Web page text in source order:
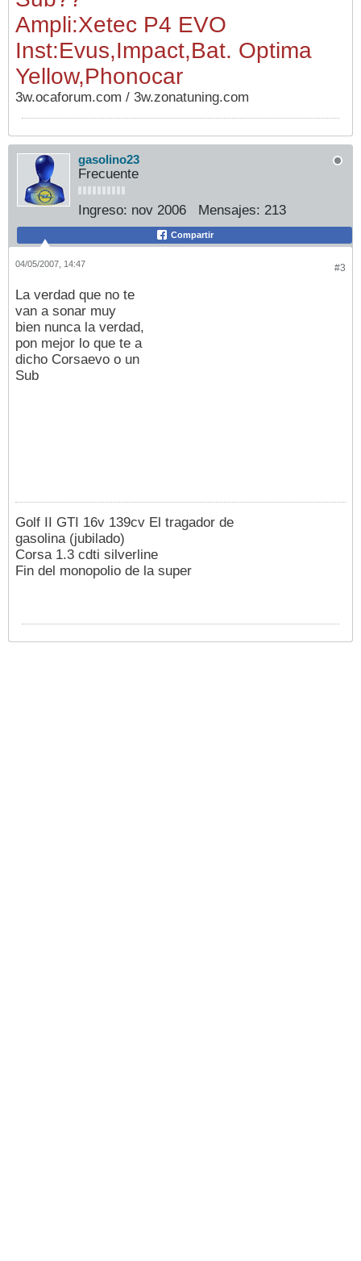
Ampli:Xetec P4 EVO
Inst:Evus,Impact,Bat. Optima
Yellow,Phonocar
3w.ocaforum.com / 3w.zonatuning.com
gasolino23
Frecuente
Ingreso: nov 2006 Mensajes: 213
Compartir
#3
04/05/2007, 14:47
La verdad que no te
van a sonar muy
bien nunca la verdad,
pon mejor lo que te a
dicho Corsaevo o un
Sub
Golf II GTI 16v 139cv El tragador de
gasolina (jubilado)
Corsa 1.3 cdti silverline
Fin del monopolio de la super